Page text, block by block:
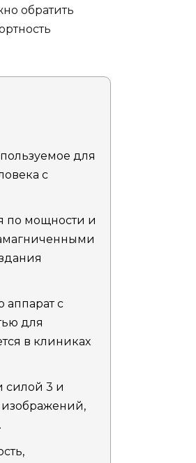
обратить
для
с
по мощности и
аппарат с
для
в клиниках
силой 3 и
изображений,